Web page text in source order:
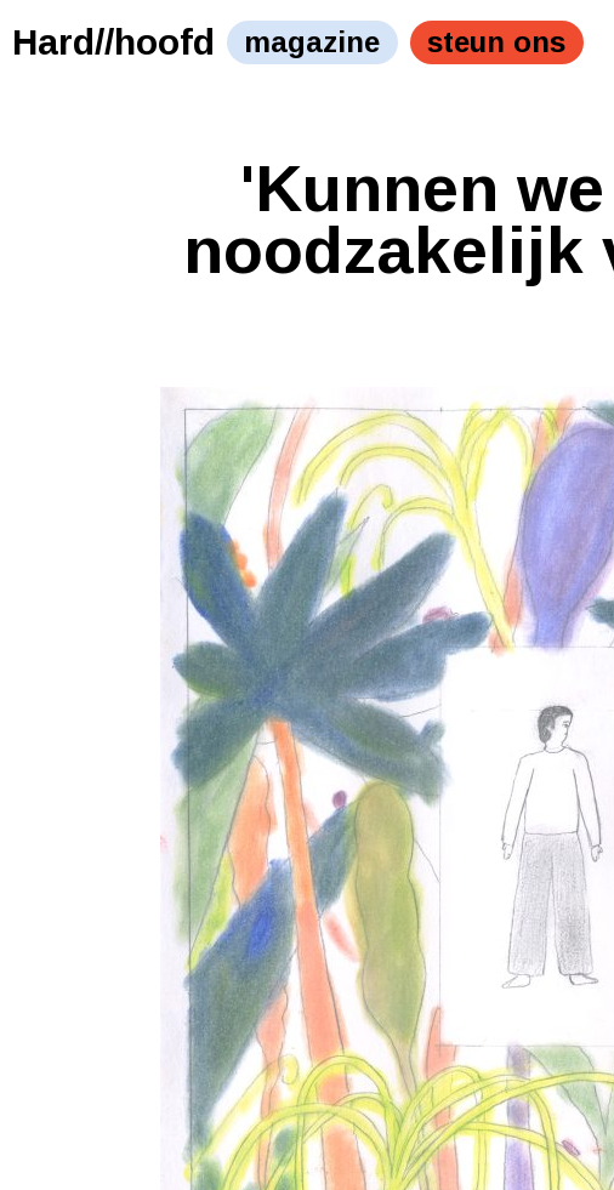
Hard//hoofd magazine steun ons
'Kunnen
noodzakelijk